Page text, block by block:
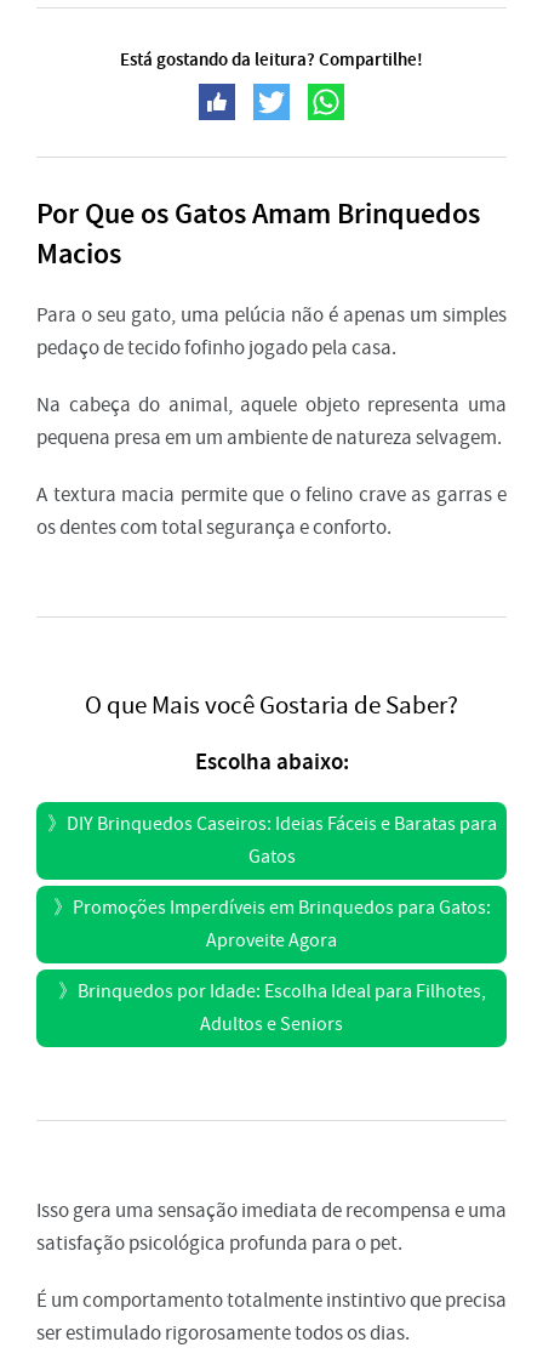
Está gostando da leitura? Compartilhe!
Por Que os Gatos Amam Brinquedos
Macios
Para o seu gato, uma pelúcia não é apenas um simples
pedaço de tecido fofinho jogado pela casa.
Na cabeça do animal, aquele objeto representa uma
pequena presa em um ambiente de natureza selvagem.
A textura macia permite que o felino crave as garras e
os dentes com total segurança e conforto.
O que Mais você Gostaria de Saber?
Escolha abaixo:
》 DIY Brinquedos Caseiros: Ideias Fáceis e Baratas para
Gatos
》 Promoções Imperdíveis em Brinquedos para Gatos:
Aproveite Agora
》 Brinquedos por Idade: Escolha Ideal para Filhotes,
Adultos e Seniors
Isso gera uma sensação imediata de recompensa e uma
satisfação psicológica profunda para o pet.
É um comportamento totalmente instintivo que precisa
ser estimulado rigorosamente todos os dias.